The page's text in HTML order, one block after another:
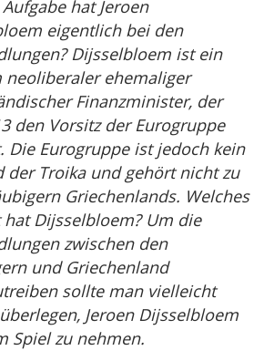
hat Jeroen
eigentlich bei den
Dijsselbloem ist ein
neoliberaler ehemaliger
Finanzminister, der
den Vorsitz der Eurogruppe
Die Eurogruppe ist jedoch kein
der Troika und gehört nicht zu
Griechenlands. Welches
hat Dijsselbloem? Um die
zwischen den
und Griechenland
sollte man vielleicht
Jeroen Dijsselbloem
Spiel zu nehmen.